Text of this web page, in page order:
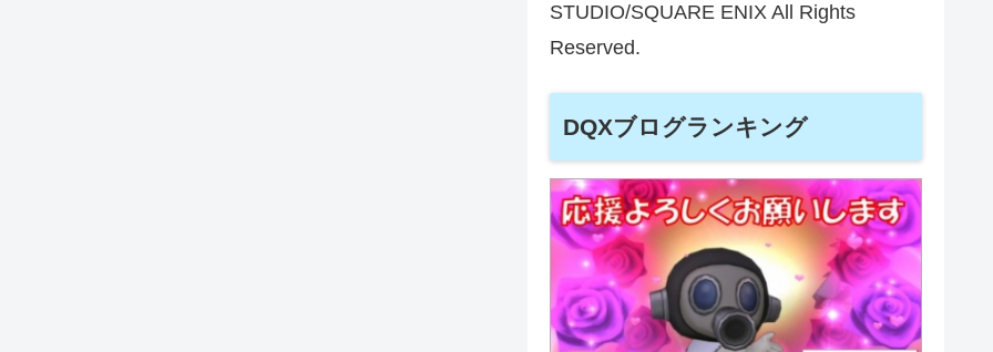
STUDIO/SQUARE ENIX All Rights
Reserved.
DQXブログランキング